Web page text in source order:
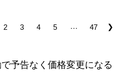
2 3 4 5 … 47 ❯
予告なく価格変更になる